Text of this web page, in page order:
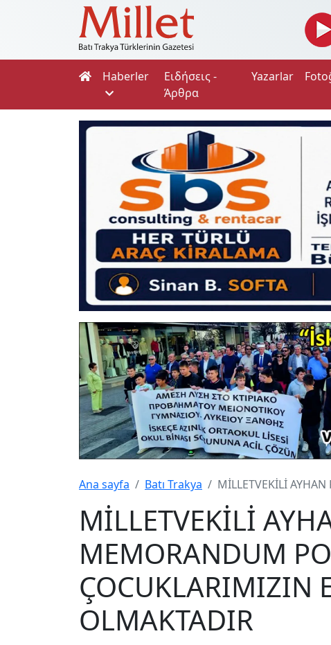
Haberler
Ειδήσεις -
Άρθρα
Yazarlar
Ana sayfa Batı Trakya MİLLETVEKİLİ
MİLLETVEKİLİ
MEMORANDUM
ÇOCUKLARIMIZIN
OLMAKTADIR